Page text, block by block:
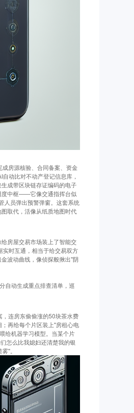
房源核验、合同备案、资金
动比对不动产登记信息库，
成带区块链存证编码的电子
度中枢——它像交通指挥台似
人员弹出预警弹窗。这套系统
取代，活像从纸质地图时代
房屋交易市场装上了智能交
时互通，相当于给交易双方
波动曲线，像侦探般揪出"阴
自动生成重点排查清单，巡
连房东偷偷涨的50块茶水费
再给每个片区装上"房租心电
给机器学习模型。当某个片
怎么比我媳妇还清楚我的银
"。